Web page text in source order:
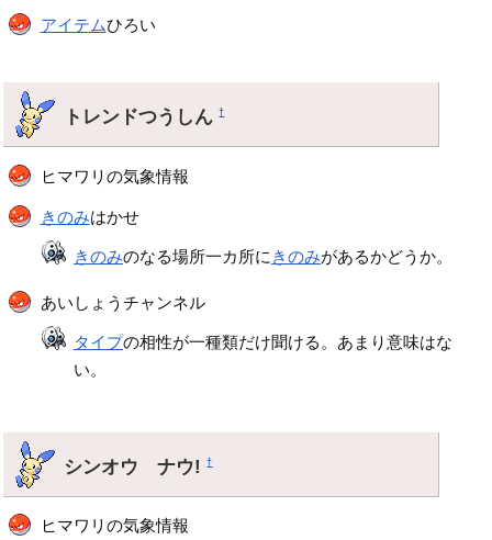
アイテムひろい
トレンドつうしん†
ヒマワリの気象情報
きのみはかせ
きのみのなる場所一カ所に きのみがあるかどうか。
あいしょうチャンネル
タイプの相性が一種類だけ聞ける。あまり意味はな
い。
シンオウ ナウ!†
ヒマワリの気象情報